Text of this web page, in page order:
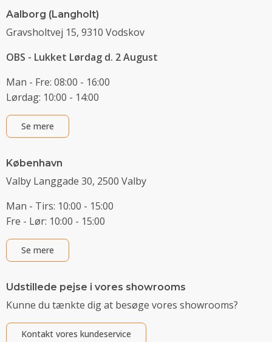
Aalborg (Langholt)
Gravsholtvej 15, 9310 Vodskov
OBS - Lukket Lørdag d. 2 August
Man - Fre: 08:00 - 16:00
Lørdag: 10:00 - 14:00
Se mere
København
Valby Langgade 30, 2500 Valby
Man - Tirs: 10:00 - 15:00
Fre - Lør: 10:00 - 15:00
Se mere
Udstillede pejse i vores showrooms
Kunne du tænkte dig at besøge vores showrooms?
Kontakt vores kundeservice